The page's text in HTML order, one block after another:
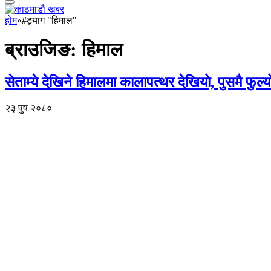
होम»#ट्याग "हिमाल"
ब्राउजिङ:हिमाल
सेताम्ये देखिने हिमालमा कालापत्थर देखियो, पुसमै
२३ पुष २०८०